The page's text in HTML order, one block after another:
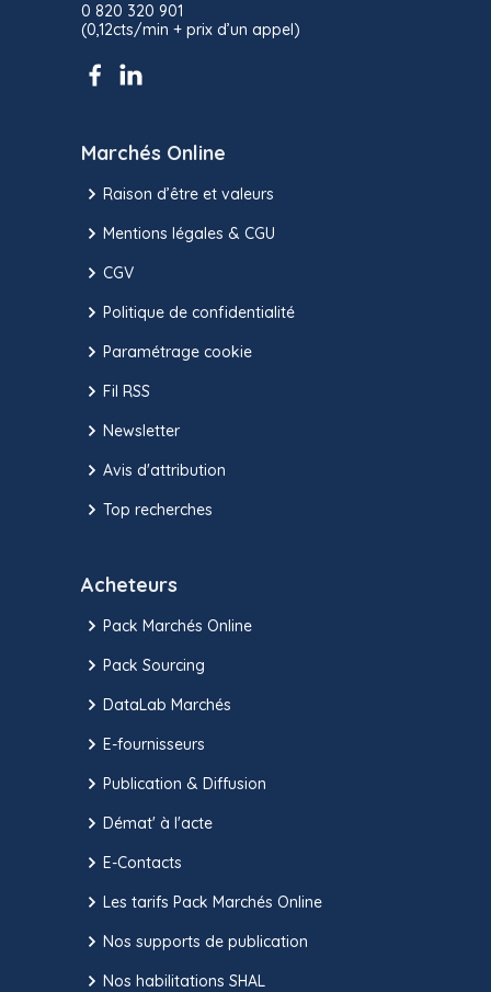
0 820 320 901
(0,12cts/min + prix d’un appel)
Marchés Online
Raison d’être et valeurs
Mentions légales & CGU
CGV
Politique de confidentialité
Paramétrage cookie
Fil RSS
Newsletter
Avis d'attribution
Top recherches
Acheteurs
Pack Marchés Online
Pack Sourcing
DataLab Marchés
E-fournisseurs
Publication & Diffusion
Démat' à l'acte
E-Contacts
Les tarifs Pack Marchés Online
Nos supports de publication
Nos habilitations SHAL